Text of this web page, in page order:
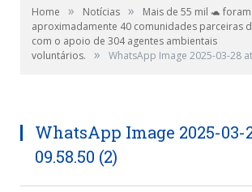
Home » Notícias »
Mais de 55 mil 🐢
aproximadamente 40 comunidades parceiras
com o apoio de 304 agentes ambientais
voluntários.
» WhatsApp Image 2025-03-28
WhatsApp Image 2025-03-
09.58.50 (2)